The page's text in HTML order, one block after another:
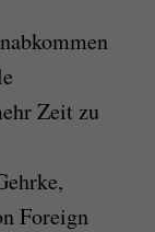
Zeit zu
Foreign